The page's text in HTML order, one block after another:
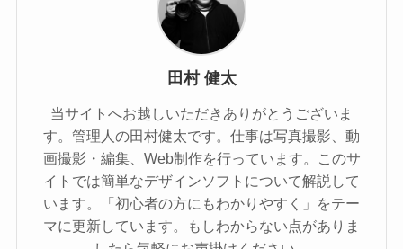
田村 健太
当サイトへお越しいただきありがとうございま
す。管理人の田村健太です。仕事は写真撮影、動
画撮影・編集、Web制作を行っています。このサ
イトでは簡単なデザインソフトについて解説して
います。「初心者の方にもわかりやすく」をテー
マに更新しています。もしわからない点がありま